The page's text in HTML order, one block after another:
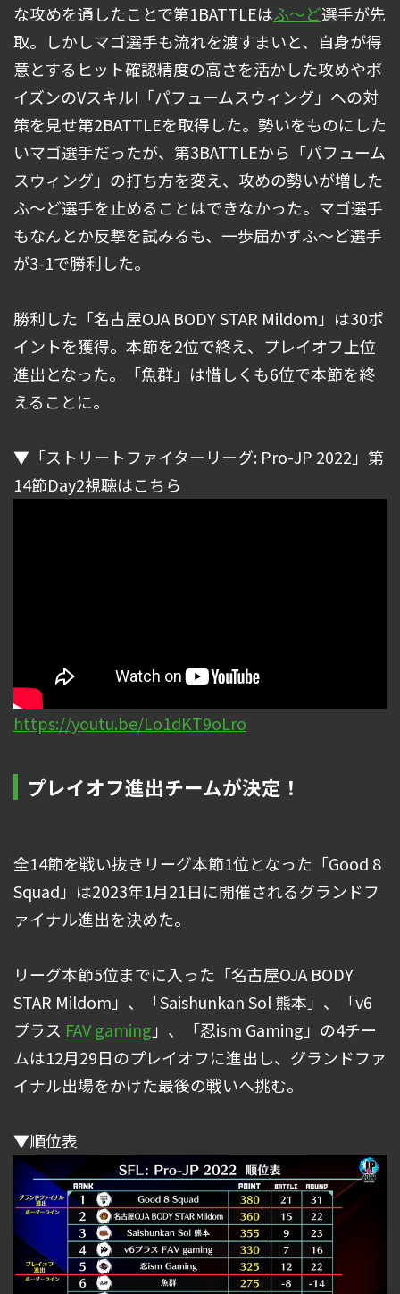
な攻めを通したことで第1BATTLEはふ～ど選手が先
取。しかしマゴ選手も流れを渡すまいと、自身が得
意とするヒット確認精度の高さを活かした攻めやポ
イズンのVスキルI「パフュームスウィング」への対
策を見せ第2BATTLEを取得した。勢いをものにした
いマゴ選手だったが、第3BATTLEから「パフューム
スウィング」の打ち方を変え、攻めの勢いが増した
ふ～ど選手を止めることはできなかった。マゴ選手
もなんとか反撃を試みるも、一歩届かずふ～ど選手
が3-1で勝利した。
勝利した「名古屋OJA BODY STAR Mildom」は30ポ
イントを獲得。本節を2位で終え、プレイオフ上位
進出となった。「魚群」は惜しくも6位で本節を終
えることに。
▼「ストリートファイターリーグ: Pro-JP 2022」第
14節Day2視聴はこちら
https://youtu.be/Lo1dKT9oLro
プレイオフ進出チームが決定！
全14節を戦い抜きリーグ本節1位となった「Good 8
Squad」は2023年1月21日に開催されるグランドフ
ァイナル進出を決めた。
リーグ本節5位までに入った「名古屋OJA BODY
STAR Mildom」、「Saishunkan Sol 熊本」、「v6
プラス FAV gaming 」、「忍ism Gaming」の4チー
ムは12月29日のプレイオフに進出し、グランドファ
イナル出場をかけた最後の戦いへ挑む。
▼順位表